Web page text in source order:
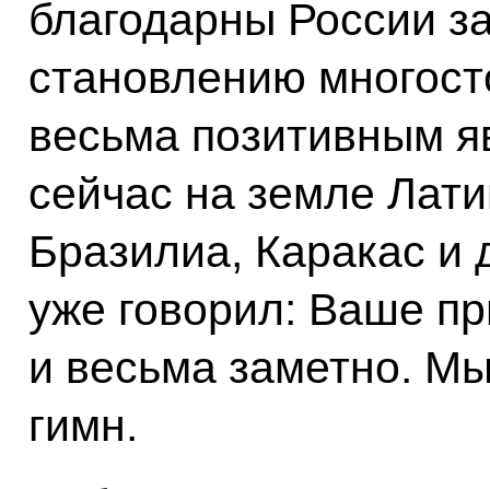
благодарны России
становлению
весьма позитивным
сейчас на земле
Бразилиа, Каракас
уже говорил: Ваше
и весьма заметно.
гимн.